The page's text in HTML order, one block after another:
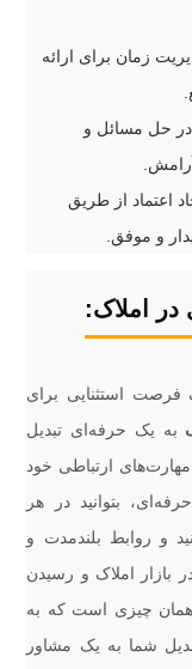
زمان برای ارائه
حل مسائل و
اعتماد از طریق
و موفق.
در املاک:
فرصت استثنایی برای
به یک حرفه‌ای تبدیل
ارتباطی خود
بتوانید در هر
و روابط بلندمدت و
بازار املاک و رسیدن
همان چیزی است که به
شما به یک مشاور